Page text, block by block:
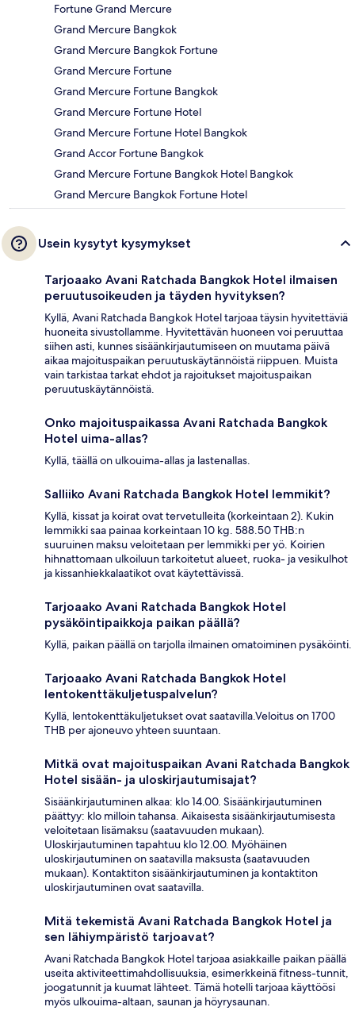
Fortune Grand Mercure
Grand Mercure Bangkok
Grand Mercure Bangkok Fortune
Grand Mercure Fortune
Grand Mercure Fortune Bangkok
Grand Mercure Fortune Hotel
Grand Mercure Fortune Hotel Bangkok
Grand Accor Fortune Bangkok
Grand Mercure Fortune Bangkok Hotel Bangkok
Grand Mercure Bangkok Fortune Hotel
Usein kysytyt kysymykset
Tarjoaako Avani Ratchada Bangkok Hotel ilmaisen
peruutusoikeuden ja täyden hyvityksen?
Kyllä, Avani Ratchada Bangkok Hotel tarjoaa täysin hyvitettäviä
huoneita sivustollamme. Hyvitettävän huoneen voi peruuttaa
siihen asti, kunnes sisäänkirjautumiseen on muutama päivä
aikaa majoituspaikan peruutuskäytännöistä riippuen. Muista
vain tarkistaa tarkat ehdot ja rajoitukset majoituspaikan
peruutuskäytännöistä.
Onko majoituspaikassa Avani Ratchada Bangkok
Hotel uima-allas?
Kyllä, täällä on ulkouima-allas ja lastenallas.
Salliiko Avani Ratchada Bangkok Hotel lemmikit?
Kyllä, kissat ja koirat ovat tervetulleita (korkeintaan 2). Kukin
lemmikki saa painaa korkeintaan 10 kg. 588.50 THB:n
suuruinen maksu veloitetaan per lemmikki per yö. Koirien
hihnattomaan ulkoiluun tarkoitetut alueet, ruoka- ja vesikulhot
ja kissanhiekkalaatikot ovat käytettävissä.
Tarjoaako Avani Ratchada Bangkok Hotel
pysäköintipaikkoja paikan päällä?
Kyllä, paikan päällä on tarjolla ilmainen omatoiminen pysäköinti.
Tarjoaako Avani Ratchada Bangkok Hotel
lentokenttäkuljetuspalvelun?
Kyllä, lentokenttäkuljetukset ovat saatavilla.Veloitus on 1700
THB per ajoneuvo yhteen suuntaan.
Mitkä ovat majoituspaikan Avani Ratchada Bangkok
Hotel sisään- ja uloskirjautumisajat?
Sisäänkirjautuminen alkaa: klo 14.00. Sisäänkirjautuminen
päättyy: klo milloin tahansa. Aikaisesta sisäänkirjautumisesta
veloitetaan lisämaksu (saatavuuden mukaan).
Uloskirjautuminen tapahtuu klo 12.00. Myöhäinen
uloskirjautuminen on saatavilla maksusta (saatavuuden
mukaan). Kontaktiton sisäänkirjautuminen ja kontaktiton
uloskirjautuminen ovat saatavilla.
Mitä tekemistä Avani Ratchada Bangkok Hotel ja
sen lähiympäristö tarjoavat?
Avani Ratchada Bangkok Hotel tarjoaa asiakkaille paikan päällä
useita aktiviteettimahdollisuuksia, esimerkkeinä fitness-tunnit,
joogatunnit ja kuumat lähteet. Tämä hotelli tarjoaa käyttöösi
myös ulkouima-altaan, saunan ja höyrysaunan.